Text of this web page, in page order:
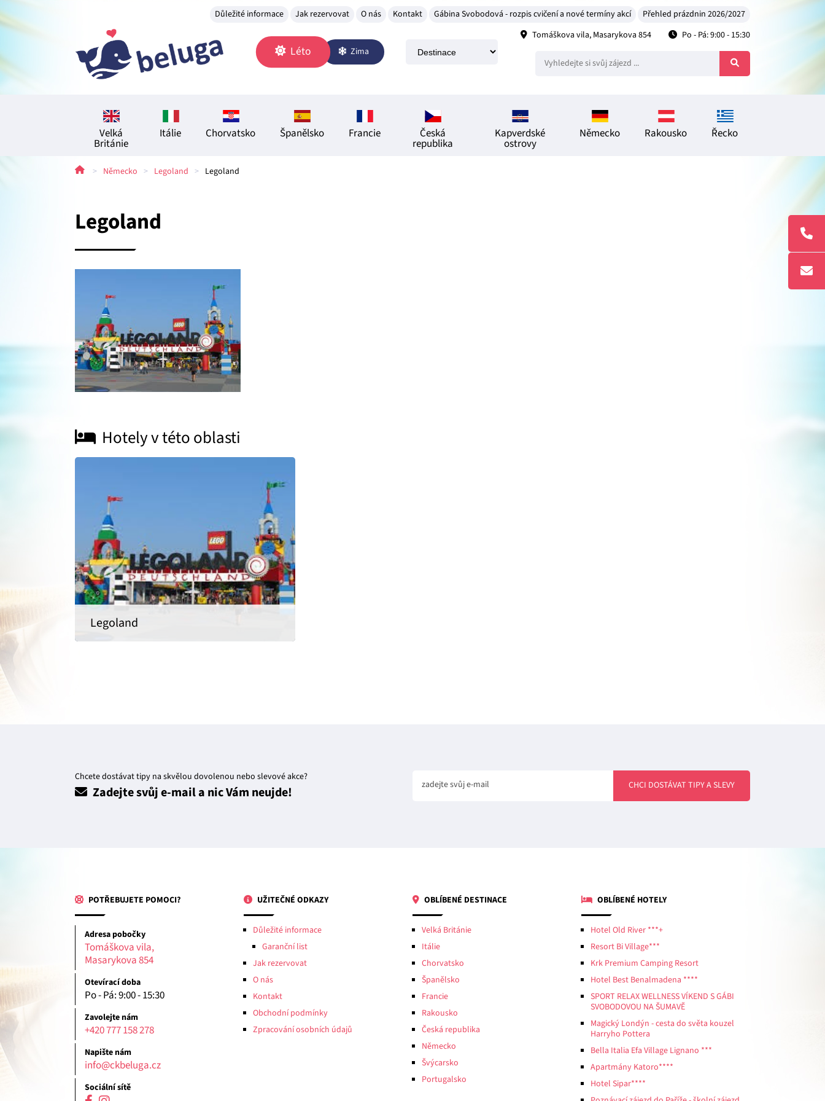
Důležité informace Jak rezervovat O nás Kontakt Gábina Svobodová - rozpis cvičení a nové termíny akcí Přehled prázdnin 2026/2027
Léto Zima
Tomáškova vila, Masarykova 854 Po - Pá: 9:00 - 15:30
Velká
Británie
Itálie Chorvatsko Španělsko Francie Česká
republika
Kapverdské
ostrovy
Německo Rakousko Řecko
> Německo > Legoland > Legoland
Legoland
Hotely v této oblasti
Legoland
Chcete dostávat tipy na skvělou dovolenou nebo slevové akce?
Zadejte svůj e-mail a nic Vám neujde! zadejte svůj e-mail CHCI DOSTÁVAT TIPY A SLEVY
POTŘEBUJETE POMOCI?
Adresa pobočky
Tomáškova vila,
Masarykova 854
Otevírací doba
Po - Pá: 9:00 - 15:30
Zavolejte nám
+420 777 158 278
Napište nám
info@ckbeluga.cz
Sociální sítě
UŽITEČNÉ ODKAZY
Důležité informace
Garanční list
Jak rezervovat
O nás
Kontakt
Obchodní podmínky
Zpracování osobních údajů
OBLÍBENÉ DESTINACE
Velká Británie
Itálie
Chorvatsko
Španělsko
Francie
Rakousko
Česká republika
Německo
Švýcarsko
Portugalsko
OBLÍBENÉ HOTELY
Hotel Old River ***+
Resort Bi Village***
Krk Premium Camping Resort
Hotel Best Benalmadena ****
SPORT RELAX WELLNESS VÍKEND S GÁBI
SVOBODOVOU NA ŠUMAVĚ
Magický Londýn - cesta do světa kouzel
Harryho Pottera
Bella Italia Efa Village Lignano ***
Apartmány Katoro****
Hotel Sipar****